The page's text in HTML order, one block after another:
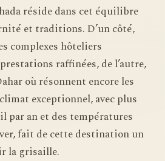
réside dans cet équilibre
et traditions. D’un côté,
complexes hôteliers
raffinées, de l’autre,
où résonnent encore les
exceptionnel, avec plus
par an et des températures
fait de cette destination un
la grisaille.